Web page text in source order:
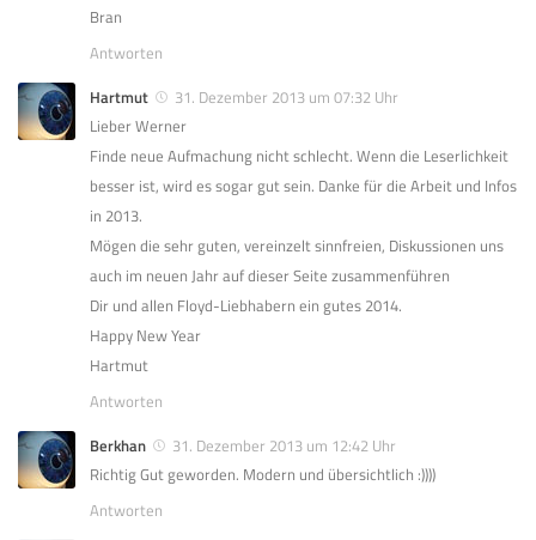
Bran
Antworten
Hartmut
31. Dezember 2013 um 07:32 Uhr
Lieber Werner
Finde neue Aufmachung nicht schlecht. Wenn die Leserlichkeit
besser ist, wird es sogar gut sein. Danke für die Arbeit und Infos
in 2013.
Mögen die sehr guten, vereinzelt sinnfreien, Diskussionen uns
auch im neuen Jahr auf dieser Seite zusammenführen
Dir und allen Floyd-Liebhabern ein gutes 2014.
Happy New Year
Hartmut
Antworten
Berkhan
31. Dezember 2013 um 12:42 Uhr
Richtig Gut geworden. Modern und übersichtlich :))))
Antworten